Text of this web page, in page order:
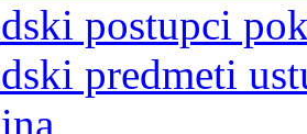
postupci
predmeti